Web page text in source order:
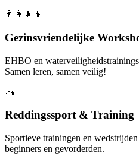
👨‍👩‍👧‍👦
Gezinsvriendelijke
EHBO en
Samen leren, samen veilig!
🚤
Reddingssport & Training
Sportieve trainingen en
beginners en gevorderden.